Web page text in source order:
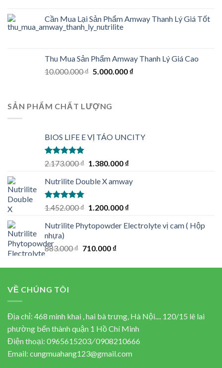
Cần Mua Lại Sản Phẩm Amway Thanh Lý Giá Tốt
Thu Mua Sản Phẩm Amway Thanh Lý Giá Cao
10.000.000₫ Original
10.000.000 ₫.
5.000.000 ₫Current
SẢN PHẨM CHẤT LƯỢNG
BIOS LIFE E VỊ TÁO UNCITY
Rated5.00
2.173.000₫ Original
was:
1.380.000 ₫Current
is:
Nutrilite Double X amway
Rated5.00
1.452.000₫ Original
was:
1.200.000 ₫Current
is:
Nutrilite Phytopowder Electrolyte vị cam ( Hộp
nhựa)
883.000₫ Original
was:
710.000 ₫Current
is:
VỀ CHÚNG TÔI
Địa chỉ: 468 minh khai , hai bà trưng, Hà Nội.... 120/15 lê lai
phường bến thành quận 1 Hồ Chí Minh
Điện thoại: 0965615203/0908210666
Email: cungmuahang123@gmail.com